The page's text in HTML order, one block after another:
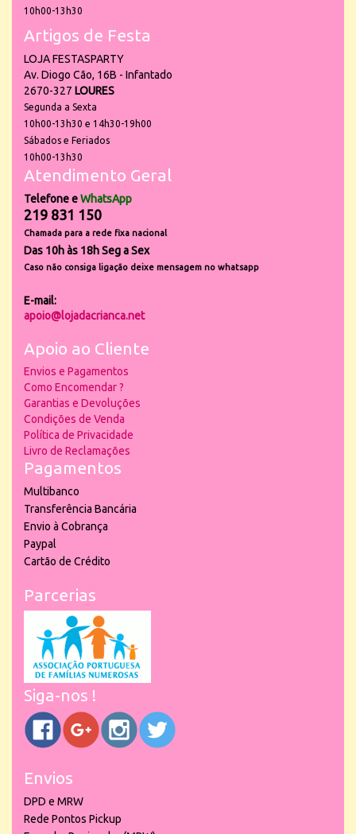
10h00-13h30
Artigos de Festa
LOJA FESTASPARTY
Av. Diogo Cão, 16B - Infantado
2670-327 LOURES
Segunda a Sexta
10h00-13h30 e 14h30-19h00
Sábados e Feriados
10h00-13h30
Atendimento Geral
Telefone eWhatsApp
219 831 150
Chamada para a rede fixa nacional
Das 10h às 18h Seg a Sex
Caso não consiga ligação deixe mensagem no whatsapp
E-mail:
apoio@lojadacrianca.net
Apoio ao Cliente
Envios e Pagamentos
Como Encomendar ?
Garantias e Devoluções
Condições de Venda
Política de Privacidade
Livro de Reclamações
Pagamentos
Multibanco
Transferência Bancária
Envio à Cobrança
Paypal
Cartão de Crédito
Parcerias
Siga-nos !
Envios
DPD e MRW
Rede Pontos Pickup